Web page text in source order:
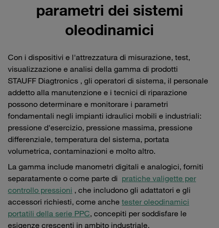
parametri dei sistemi
oleodinamici
Con i dispositivi e l'attrezzatura di misurazione, test,
visualizzazione e analisi della gamma di prodotti
STAUFF Diagtronics , gli operatori di sistema, il personale
addetto alla manutenzione e i tecnici di riparazione
possono determinare e monitorare i parametri
fondamentali negli impianti idraulici mobili e industriali:
pressione d'esercizio, pressione massima, pressione
differenziale, temperatura del sistema, portata
volumetrica, contaminazioni e molto altro.
La gamma include manometri digitali e analogici, forniti
separatamente o come parte di pratiche valigette per
controllo pressioni , che includono gli adattatori e gli
accessori richiesti, come anche tester oleodinamici
portatili della serie PPC, concepiti per soddisfare le
esigenze crescenti in ambito industriale.